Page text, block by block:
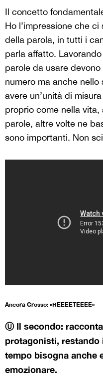
Il concetto
Ho l’impressione che
della parola, in tutti i
parla affatto.
parole da usare
numero ma anche
avere un’unità di
proprio come nella
parole, altre volte ne
sono importanti. Non
Ancora Grosso: «REEEETEEEE»
Ⓤ Il secondo:
protagonisti, restando
tempo bisogna anche
emozionare.